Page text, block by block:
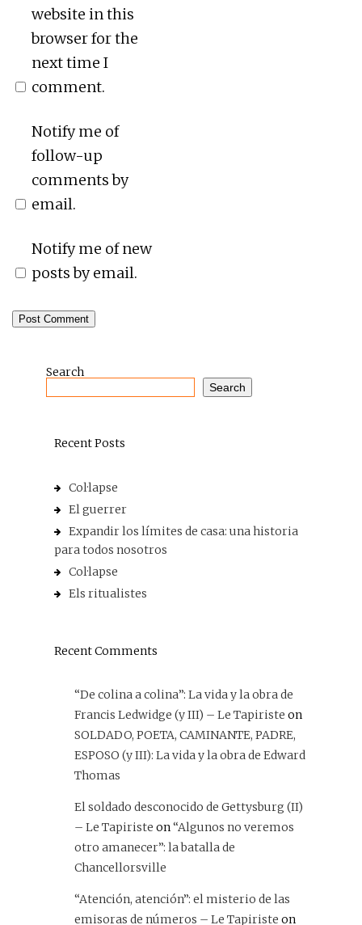
website in this
browser for the
next time I
comment.
Notify me of
follow-up
comments by
email.
Notify me of new
posts by email.
Search
Search
Recent Posts
Col·lapse
El guerrer
Expandir los límites de casa: una historia
para todos nosotros
Col·lapse
Els ritualistes
Recent Comments
“De colina a colina”: La vida y la obra de
Francis Ledwidge (y III) – Le Tapiriste on
SOLDADO, POETA, CAMINANTE, PADRE,
ESPOSO (y III): La vida y la obra de Edward
Thomas
El soldado desconocido de Gettysburg (II)
– Le Tapiriste on“Algunos no veremos
otro amanecer”: la batalla de
Chancellorsville
“Atención, atención”: el misterio de las
emisoras de números – Le Tapiriste on